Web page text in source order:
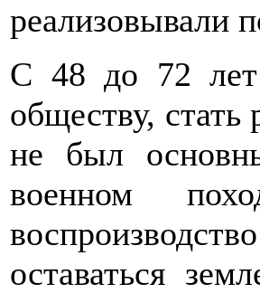
реализовывали
С 48 до 72 лет
обществу,
не был
военном
оставаться